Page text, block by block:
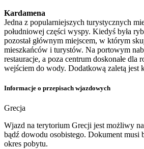
Kardamena
Jedna z popularniejszych turystycznych
południowej części wyspy. Kiedyś była
pozostał głównym miejscem, w którym
mieszkańców i turystów. Na portowym
restauracje, a poza centrum doskonałe dla
wejściem do wody. Dodatkową zaletą jest
Informacje o przepisach wjazdowych
Grecja
Wjazd na terytorium Grecji jest możliwy
bądź dowodu osobistego. Dokument musi
okres pobytu.